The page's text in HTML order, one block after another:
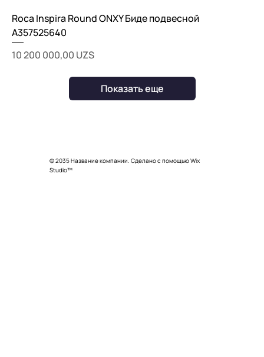
Roca Inspira Round ONXY Биде подвесной
A357525640
Цена
10 200 000,00 UZS
Показать еще
© 2035 Название компании. Сделано с помощью Wix
Studio™